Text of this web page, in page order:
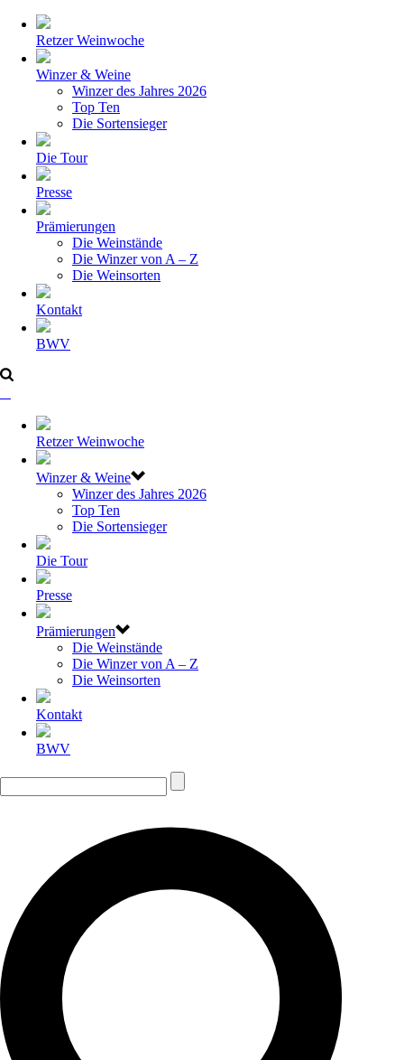
Retzer Weinwoche
Winzer & Weine
Winzer des Jahres 2026
Top Ten
Die Sortensieger
Die Tour
Presse
Prämierungen
Die Weinstände
Die Winzer von A – Z
Die Weinsorten
Kontakt
BWV
Retzer Weinwoche
Winzer & Weine
Winzer des Jahres 2026
Top Ten
Die Sortensieger
Die Tour
Presse
Prämierungen
Die Weinstände
Die Winzer von A – Z
Die Weinsorten
Kontakt
BWV